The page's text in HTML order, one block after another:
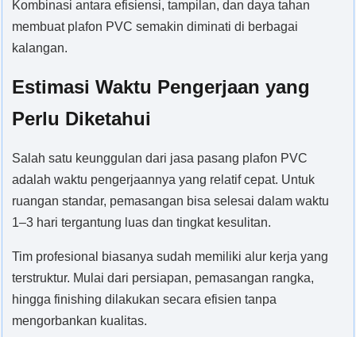
Kombinasi antara efisiensi, tampilan, dan daya tahan
membuat plafon PVC semakin diminati di berbagai
kalangan.
Estimasi Waktu Pengerjaan yang
Perlu Diketahui
Salah satu keunggulan dari jasa pasang plafon PVC
adalah waktu pengerjaannya yang relatif cepat. Untuk
ruangan standar, pemasangan bisa selesai dalam waktu
1–3 hari tergantung luas dan tingkat kesulitan.
Tim profesional biasanya sudah memiliki alur kerja yang
terstruktur. Mulai dari persiapan, pemasangan rangka,
hingga finishing dilakukan secara efisien tanpa
mengorbankan kualitas.